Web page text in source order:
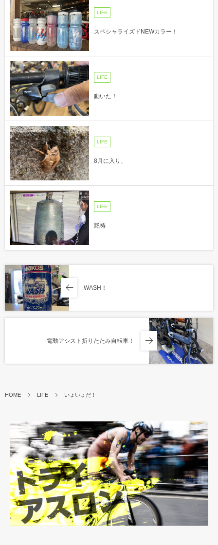
LIFE
スペシャライズドNEWカラー！
LIFE
動いた！
LIFE
8月に入り、
LIFE
黙祷
WASH！
電動アシスト折りたたみ自転車！
HOME LIFE いょいょだ！